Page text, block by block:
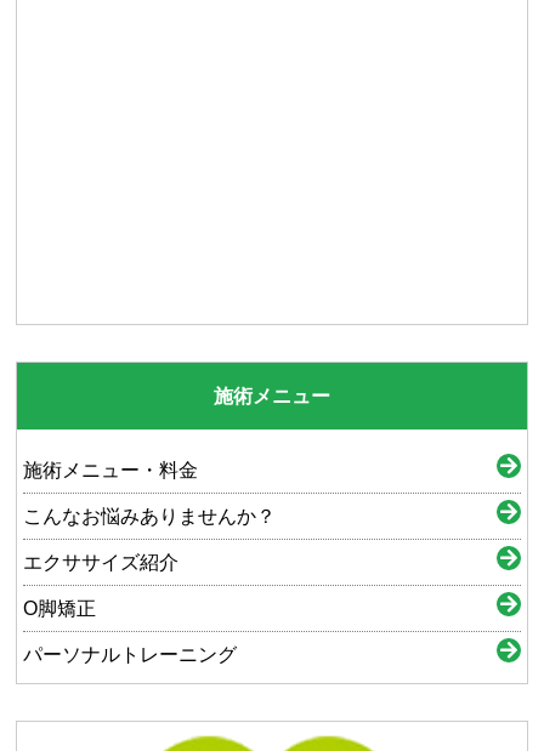
施術メニュー
施術メニュー・料金
こんなお悩みありませんか？
エクササイズ紹介
O脚矯正
パーソナルトレーニング